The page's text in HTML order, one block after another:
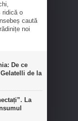
ridică o
caută
noi
De ce
de la
La